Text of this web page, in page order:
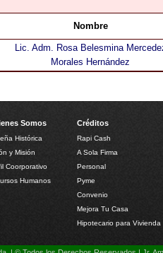
Nombre
Lic. Adm. Rosa Belesmina
Morales Hernández
Somos Créditos
Histórica
y Misión
Coorporativo
Humanos
Rapi Cash
A Sola Firma
Personal
Pyme
Convenio
Mejora Tu Casa
Hipotecario para Vivienda